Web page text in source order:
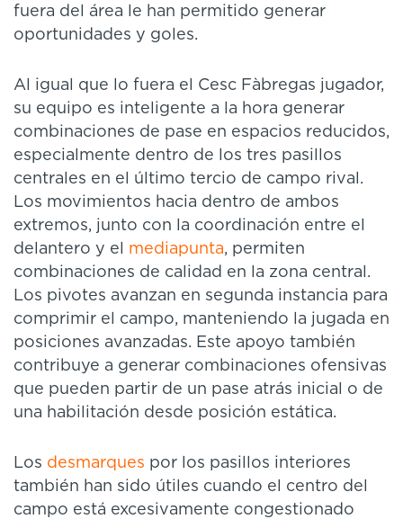
fuera del área le han permitido generar
oportunidades y goles.
Al igual que lo fuera el Cesc Fàbregas jugador,
su equipo es inteligente a la hora generar
combinaciones de pase en espacios reducidos,
especialmente dentro de los tres pasillos
centrales en el último tercio de campo rival.
Los movimientos hacia dentro de ambos
extremos, junto con la coordinación entre el
delantero y el mediapunta, permiten
combinaciones de calidad en la zona central.
Los pivotes avanzan en segunda instancia para
comprimir el campo, manteniendo la jugada en
posiciones avanzadas. Este apoyo también
contribuye a generar combinaciones ofensivas
que pueden partir de un pase atrás inicial o de
una habilitación desde posición estática.
Los desmarques por los pasillos interiores
también han sido útiles cuando el centro del
campo está excesivamente congestionado